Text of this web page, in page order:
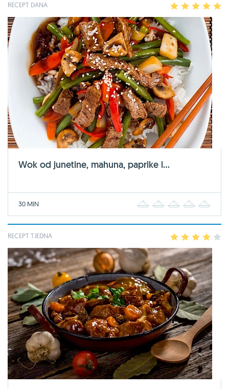
RECEPT DANA 2 3 4
Wok od junetine, mahuna, paprike i...
30 MIN 2 3 4
RECEPT TJEDNA 2 3 4